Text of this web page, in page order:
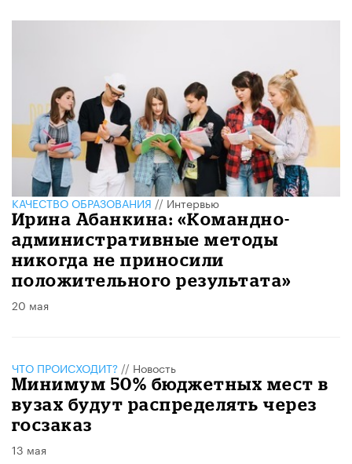
КАЧЕСТВО ОБРАЗОВАНИЯ//Интервью
Ирина Абанкина: «Командно-
административные методы
никогда не приносили
положительного результата»
20 мая
ЧТО ПРОИСХОДИТ? // Новость
Минимум 50% бюджетных мест в
вузах будут распределять через
госзаказ
13 мая